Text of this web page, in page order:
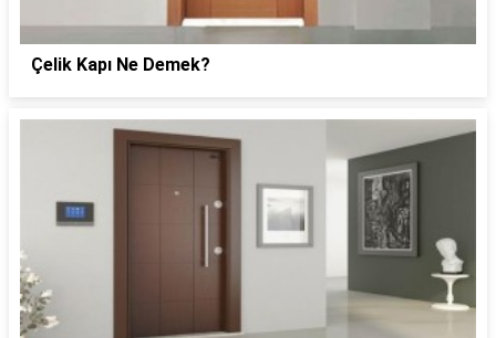
Çelik Kapı Ne Demek?